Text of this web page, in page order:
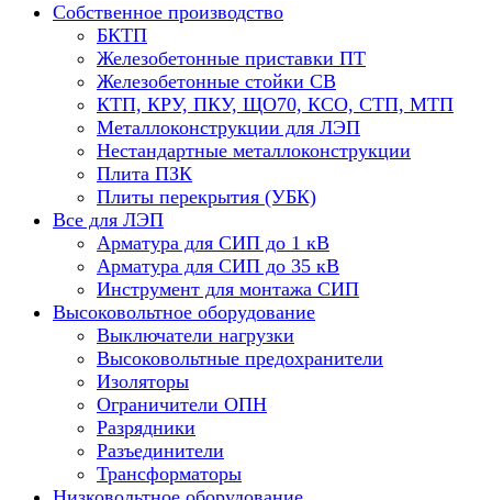
Собственное производство
БКТП
Железобетонные приставки ПТ
Железобетонные стойки СВ
КТП, КРУ, ПКУ, ЩО70, КСО, СТП, МТП
Металлоконструкции для ЛЭП
Нестандартные металлоконструкции
Плита ПЗК
Плиты перекрытия (УБК)
Все для ЛЭП
Арматура для СИП до 1 кВ
Арматура для СИП до 35 кВ
Инструмент для монтажа СИП
Высоковольтное оборудование
Выключатели нагрузки
Высоковольтные предохранители
Изоляторы
Ограничители ОПН
Разрядники
Разъединители
Трансформаторы